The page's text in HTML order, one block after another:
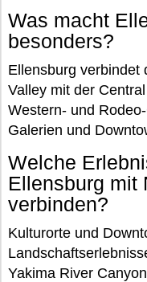
Was macht
besonders?
Ellensburg verbindet
Valley mit der
Western- und
Galerien und
Welche
Ellensburg mit
verbinden?
Kulturorte und
Yakima River